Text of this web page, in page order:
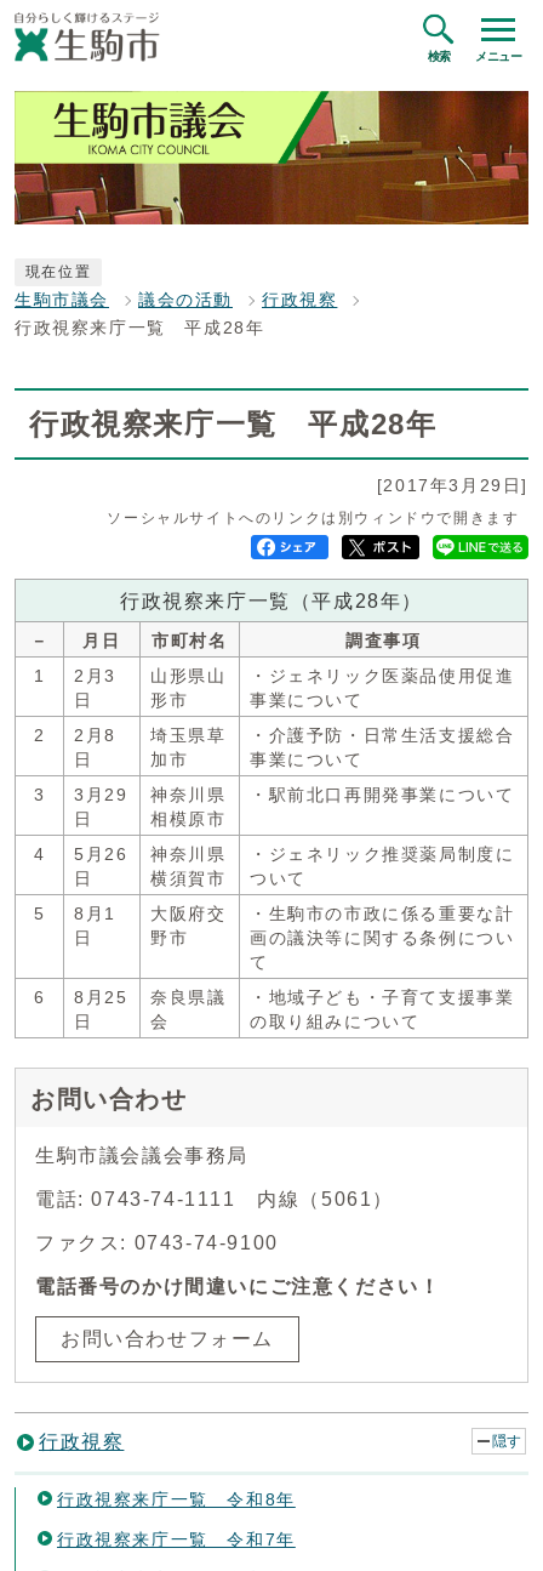
検索 メニュー
現在位置
生駒市議会 議会の活動
行政視察
行政視察来庁一覧 平成28年
行政視察来庁一覧 平成28年
[2017年3月29日]
ソーシャルサイトへのリンクは別ウィンドウで開きます
行政視察来庁一覧（平成28年）
－ 月日 市町村名
調査事項
1
2月3
日
山形県山
形市
・ジェネリック医薬品使用促進
事業について
2
2月8
日
埼玉県草
加市
・介護予防・日常生活支援総合
事業について
3
3月29
日
神奈川県
相模原市
・駅前北口再開発事業について
4
5月26
日
神奈川県
横須賀市
・ジェネリック推奨薬局制度に
ついて
5
8月1
日
大阪府交
野市
・生駒市の市政に係る重要な計
画の議決等に関する条例につい
て
6
8月25
日
奈良県議
会
・地域子ども・子育て支援事業
の取り組みについて
お問い合わせ
生駒市議会議会事務局
電話: 0743-74-1111 内線（5061）
ファクス: 0743-74-9100
電話番号のかけ間違いにご注意ください！
お問い合わせフォーム
行政視察 隠す
行政視察来庁一覧 令和8年
行政視察来庁一覧 令和7年